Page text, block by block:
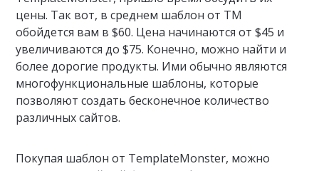
цены. Так вот, в среднем шаблон от ТМ
обойдется вам в $60. Цена начинаются от $45 и
увеличиваются до $75. Конечно, можно найти и
более дорогие продукты. Ими обычно являются
многофункциональные шаблоны, которые
позволяют создать бесконечное количество
различных сайтов.
Покупая шаблон от TemplateMonster, можно